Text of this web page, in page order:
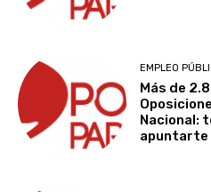
EMPLEO
Más de
Nacional:
apuntarte